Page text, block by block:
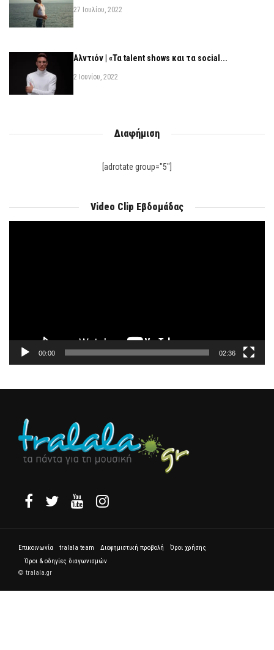
27 Ιουλίου, 2022
Αλντιόν | «Τα talent shows και τα social...
2 Ιουνίου, 2022
Διαφήμιση
[adrotate group="5"]
Video Clip Εβδομάδας
00:00 02:36
Επικοινωνία tralala team Διαφημιστική προβολή
Όροι χρήσης
Όροι & οδηγίες διαγωνισμών
© tralala.gr